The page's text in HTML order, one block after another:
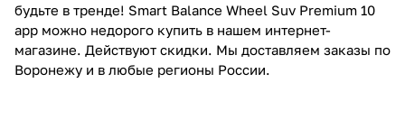
будьте в тренде! Smart Balance Wheel Suv Premium 10
app можно недорого купить в нашем интернет-
магазине. Действуют скидки. Мы доставляем заказы по
Воронежу и в любые регионы России.